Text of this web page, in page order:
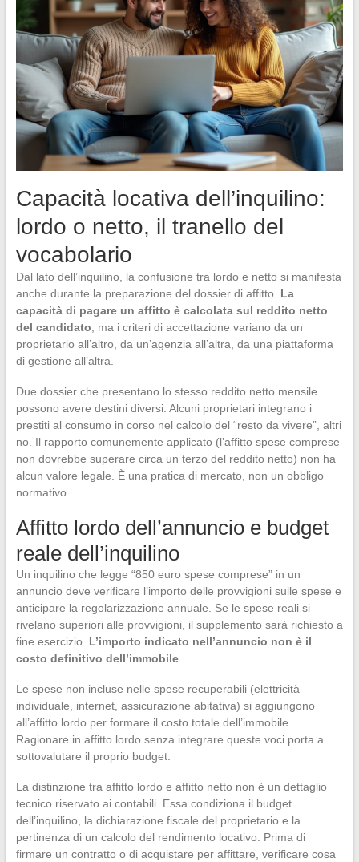
Capacità locativa dell’inquilino:
lordo o netto, il tranello del
vocabolario
Dal lato dell’inquilino, la confusione tra lordo e netto si manifesta
anche durante la preparazione del dossier di affitto. La
capacità di pagare un affitto è calcolata sul reddito netto
del candidato, ma i criteri di accettazione variano da un
proprietario all’altro, da un’agenzia all’altra, da una piattaforma
di gestione all’altra.
Due dossier che presentano lo stesso reddito netto mensile
possono avere destini diversi. Alcuni proprietari integrano i
prestiti al consumo in corso nel calcolo del “resto da vivere”, altri
no. Il rapporto comunemente applicato (l’affitto spese comprese
non dovrebbe superare circa un terzo del reddito netto) non ha
alcun valore legale. È una pratica di mercato, non un obbligo
normativo.
Affitto lordo dell’annuncio e budget
reale dell’inquilino
Un inquilino che legge “850 euro spese comprese” in un
annuncio deve verificare l’importo delle provvigioni sulle spese e
anticipare la regolarizzazione annuale. Se le spese reali si
rivelano superiori alle provvigioni, il supplemento sarà richiesto a
fine esercizio. L’importo indicato nell’annuncio non è il
costo definitivo dell’immobile.
Le spese non incluse nelle spese recuperabili (elettricità
individuale, internet, assicurazione abitativa) si aggiungono
all’affitto lordo per formare il costo totale dell’immobile.
Ragionare in affitto lordo senza integrare queste voci porta a
sottovalutare il proprio budget.
La distinzione tra affitto lordo e affitto netto non è un dettaglio
tecnico riservato ai contabili. Essa condiziona il budget
dell’inquilino, la dichiarazione fiscale del proprietario e la
pertinenza di un calcolo del rendimento locativo. Prima di
firmare un contratto o di acquistare per affittare, verificare cosa